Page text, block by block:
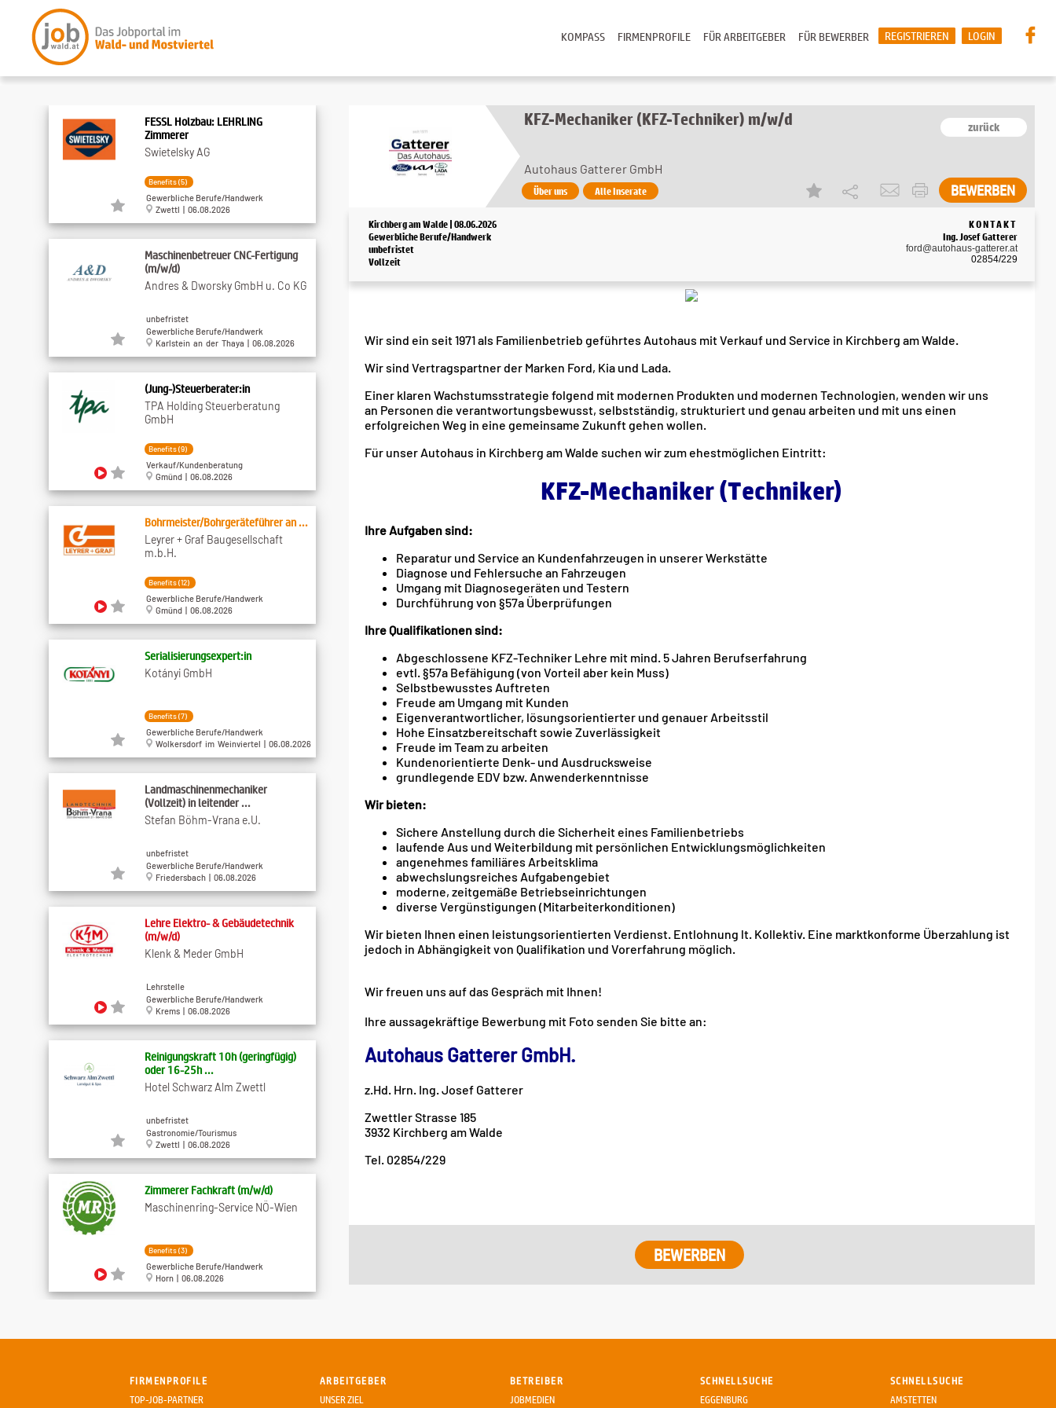
LOGIN
REGISTRIEREN
FÜR BEWERBER
FÜR ARBEITGEBER
FIRMENPROFILE
KOMPASS
KFZ-Mechaniker (KFZ-Techniker) m/w/d zurück
Autohaus Gatterer GmbH
Über uns Alle Inserate BEWERBEN
Kirchberg am Walde | 08.06.2026
Gewerbliche Berufe/Handwerk
unbefristet
Vollzeit
KONTAKT
Ing. Josef Gatterer
ford@autohaus-gatterer.at
02854/229
Wir sind ein seit 1971 als Familienbetrieb geführtes Autohaus mit Verkauf und Service in Kirchberg am Walde.
Wir sind Vertragspartner der Marken Ford, Kia und Lada.
Einer klaren Wachstumsstrategie folgend mit modernen Produkten und modernen Technologien, wenden wir uns
an Personen die verantwortungsbewusst, selbstständig, strukturiert und genau arbeiten und mit uns einen
erfolgreichen Weg in eine gemeinsame Zukunft gehen wollen.
Für unser Autohaus in Kirchberg am Walde suchen wir zum ehestmöglichen Eintritt:
KFZ-Mechaniker (Techniker)
Ihre Aufgaben sind:
Reparatur und Service an Kundenfahrzeugen in unserer Werkstätte
Diagnose und Fehlersuche an Fahrzeugen
Umgang mit Diagnosegeräten und Testern
Durchführung von §57a Überprüfungen
Ihre Qualifikationen sind:
Abgeschlossene KFZ-Techniker Lehre mit mind. 5 Jahren Berufserfahrung
evtl. §57a Befähigung (von Vorteil aber kein Muss)
Selbstbewusstes Auftreten
Freude am Umgang mit Kunden
Eigenverantwortlicher, lösungsorientierter und genauer Arbeitsstil
Hohe Einsatzbereitschaft sowie Zuverlässigkeit
Freude im Team zu arbeiten
Kundenorientierte Denk- und Ausdrucksweise
grundlegende EDV bzw. Anwenderkenntnisse
Wir bieten:
Sichere Anstellung durch die Sicherheit eines Familienbetriebs
laufende Aus und Weiterbildung mit persönlichen Entwicklungsmöglichkeiten
angenehmes familiäres Arbeitsklima
abwechslungsreiches Aufgabengebiet
moderne, zeitgemäße Betriebseinrichtungen
diverse Vergünstigungen (Mitarbeiterkonditionen)
Wir bieten Ihnen einen leistungsorientierten Verdienst. Entlohnung lt. Kollektiv. Eine marktkonforme Überzahlung ist
jedoch in Abhängigkeit von Qualifikation und Vorerfahrung möglich.
Wir freuen uns auf das Gespräch mit Ihnen!
Ihre aussagekräftige Bewerbung mit Foto senden Sie bitte an:
Autohaus Gatterer GmbH.
z.Hd. Hrn. Ing. Josef Gatterer
Zwettler Strasse 185
3932 Kirchberg am Walde
Tel. 02854/229
BEWERBEN
FESSL Holzbau: LEHRLING
Zimmerer
Swietelsky AG
Benefits (5)
Gewerbliche Berufe/Handwerk
Zwettl | 06.08.2026
Maschinenbetreuer CNC-Fertigung
(m/w/d)
Andres & Dworsky GmbH u. Co KG
unbefristet
Gewerbliche Berufe/Handwerk
Karlstein an der Thaya | 06.08.2026
(Jung-)Steuerberater:in
TPA Holding Steuerberatung
GmbH
Benefits (9)
Verkauf/Kundenberatung
Gmünd | 06.08.2026
Bohrmeister/Bohrgeräteführer an ...
Leyrer + Graf Baugesellschaft
m.b.H.
Benefits (12)
Gewerbliche Berufe/Handwerk
Gmünd | 06.08.2026
Serialisierungsexpert:in
Kotányi GmbH
Benefits (7)
Gewerbliche Berufe/Handwerk
Wolkersdorf im Weinviertel | 06.08.2026
Landmaschinenmechaniker
(Vollzeit) in leitender ...
Stefan Böhm-Vrana e.U.
unbefristet
Gewerbliche Berufe/Handwerk
Friedersbach | 06.08.2026
Lehre Elektro- & Gebäudetechnik
(m/w/d)
Klenk & Meder GmbH
Lehrstelle
Gewerbliche Berufe/Handwerk
Krems | 06.08.2026
Reinigungskraft 10h (geringfügig)
oder 16-25h ...
Hotel Schwarz Alm Zwettl
unbefristet
Gastronomie/Tourismus
Zwettl | 06.08.2026
Zimmerer Fachkraft (m​/w​/d)
Maschinenring-Service NÖ-Wien
Benefits (3)
Gewerbliche Berufe/Handwerk
Horn | 06.08.2026
Maschinenring-Service NÖ-Wien
Benefits (3)
Gewerbliche Berufe/Handwerk
FIRMENPROFILE
TOP-JOB-PARTNER
ARBEITGEBER
UNSER ZIEL
BETREIBER
JOBMEDIEN
SCHNELLSUCHE
EGGENBURG
SCHNELLSUCHE
AMSTETTEN